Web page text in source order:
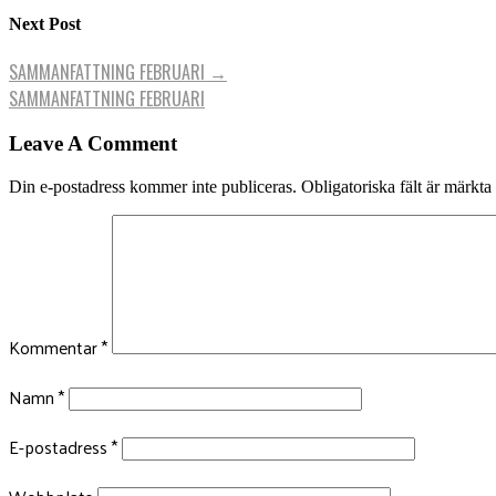
Next Post
SAMMANFATTNING FEBRUARI →
SAMMANFATTNING FEBRUARI
Leave A Comment
Din e-postadress kommer inte publiceras. Obligatoriska fält är märkta
Kommentar*
Namn*
E-postadress*